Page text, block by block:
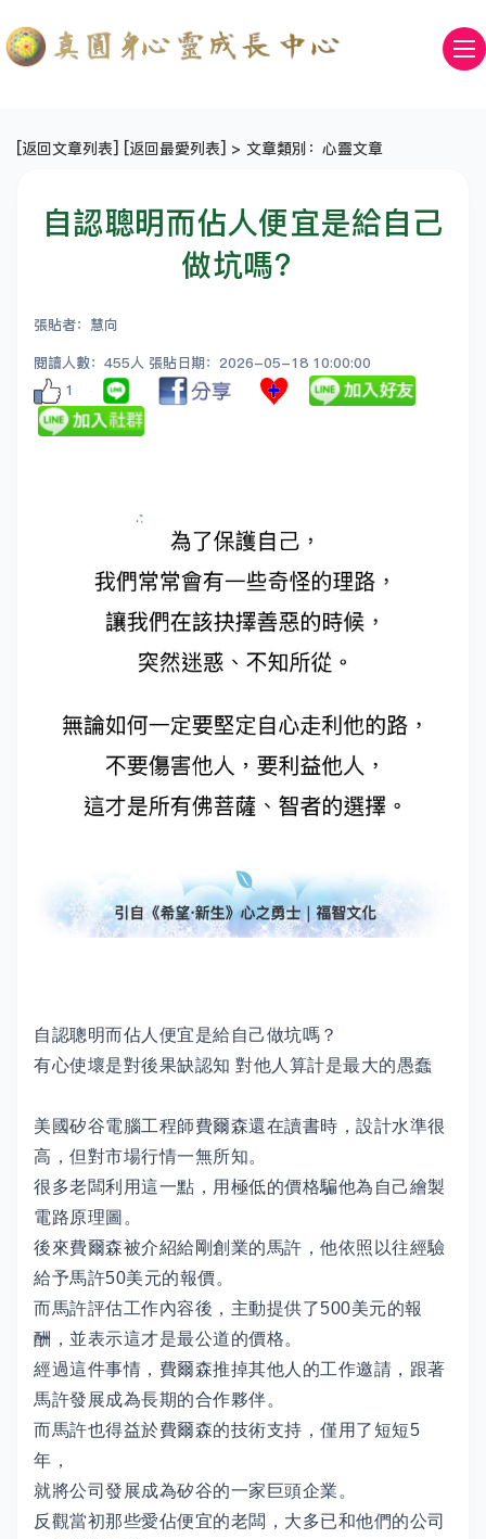
[返回文章列表] [返回最愛列表] > 文章類別：心靈文章
自認聰明而佔人便宜是給自己
做坑嗎？
張貼者：慧向
閱讀人數：455人 張貼日期：2026-05-18 10:00:00
1
自認聰明而佔人便宜是給自己做坑嗎？
有心使壞是對後果缺認知 對他人算計是最大的愚蠢
美國矽谷電腦工程師費爾森還在讀書時，設計水準很
高，但對市場行情一無所知。
很多老闆利用這一點，用極低的價格騙他為自己繪製
電路原理圖。
後來費爾森被介紹給剛創業的馬許，他依照以往經驗
給予馬許50美元的報價。
而馬許評估工作內容後，主動提供了500美元的報
酬，並表示這才是最公道的價格。
經過這件事情，費爾森推掉其他人的工作邀請，跟著
馬許發展成為長期的合作夥伴。
而馬許也得益於費爾森的技術支持，僅用了短短5
年，
就將公司發展成為矽谷的一家巨頭企業。
反觀當初那些愛佔便宜的老闆，大多已和他們的公司